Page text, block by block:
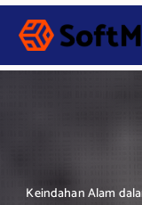
S
p
Keindahan Alam